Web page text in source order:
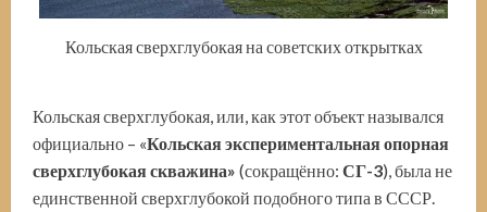
Кольская сверхглубокая на советских открытках
Кольская сверхглубокая, или, как этот объект назывался
официально – «Кольская экспериментальная опорная
сверхглубокая скважина» (сокращённо: СГ-3), была не
единственной сверхглубокой подобного типа в СССР.